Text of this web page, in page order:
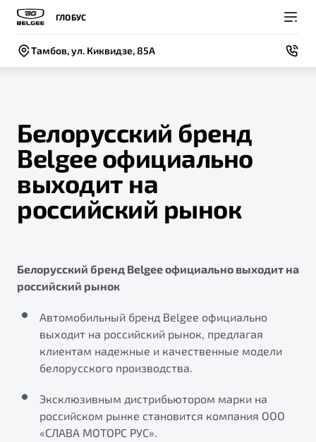
ГЛОБУС
Тамбов, ул. Киквидзе, 85А
Модели
Новый
X50+
Яркий кроссовер
от 2 219 990 ₽*
Обзор В наличии
Покупателям
ВЫБОР И ПОКУПКА
Автомобили в наличии
Записаться на тест-драйв
Автокредит
Трейд-ин
Владельцам
СЕРВИС
Записаться на сервис
Техническое обслуживание
ПОДДЕРЖКА
Гарантия Belgee
Belgee Плюс
О компании
СОБЫТИЯ
Новости
BELGEE В РОССИИ
О бренде
О дилерском центре
Правовая информация
Белорусский бренд
Belgee официально
выходит на
российский рынок
Белорусский бренд Belgee официально выходит на
российский рынок
Автомобильный бренд Belgee официально
выходит на российский рынок, предлагая
клиентам надежные и качественные модели
белорусского производства.
Эксклюзивным дистрибьютором марки на
российском рынке становится компания ООО
«СЛАВА МОТОРС РУС».